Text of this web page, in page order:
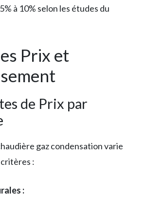
à 10% selon les études du
Prix et
de Prix par
gaz condensation varie
:
: